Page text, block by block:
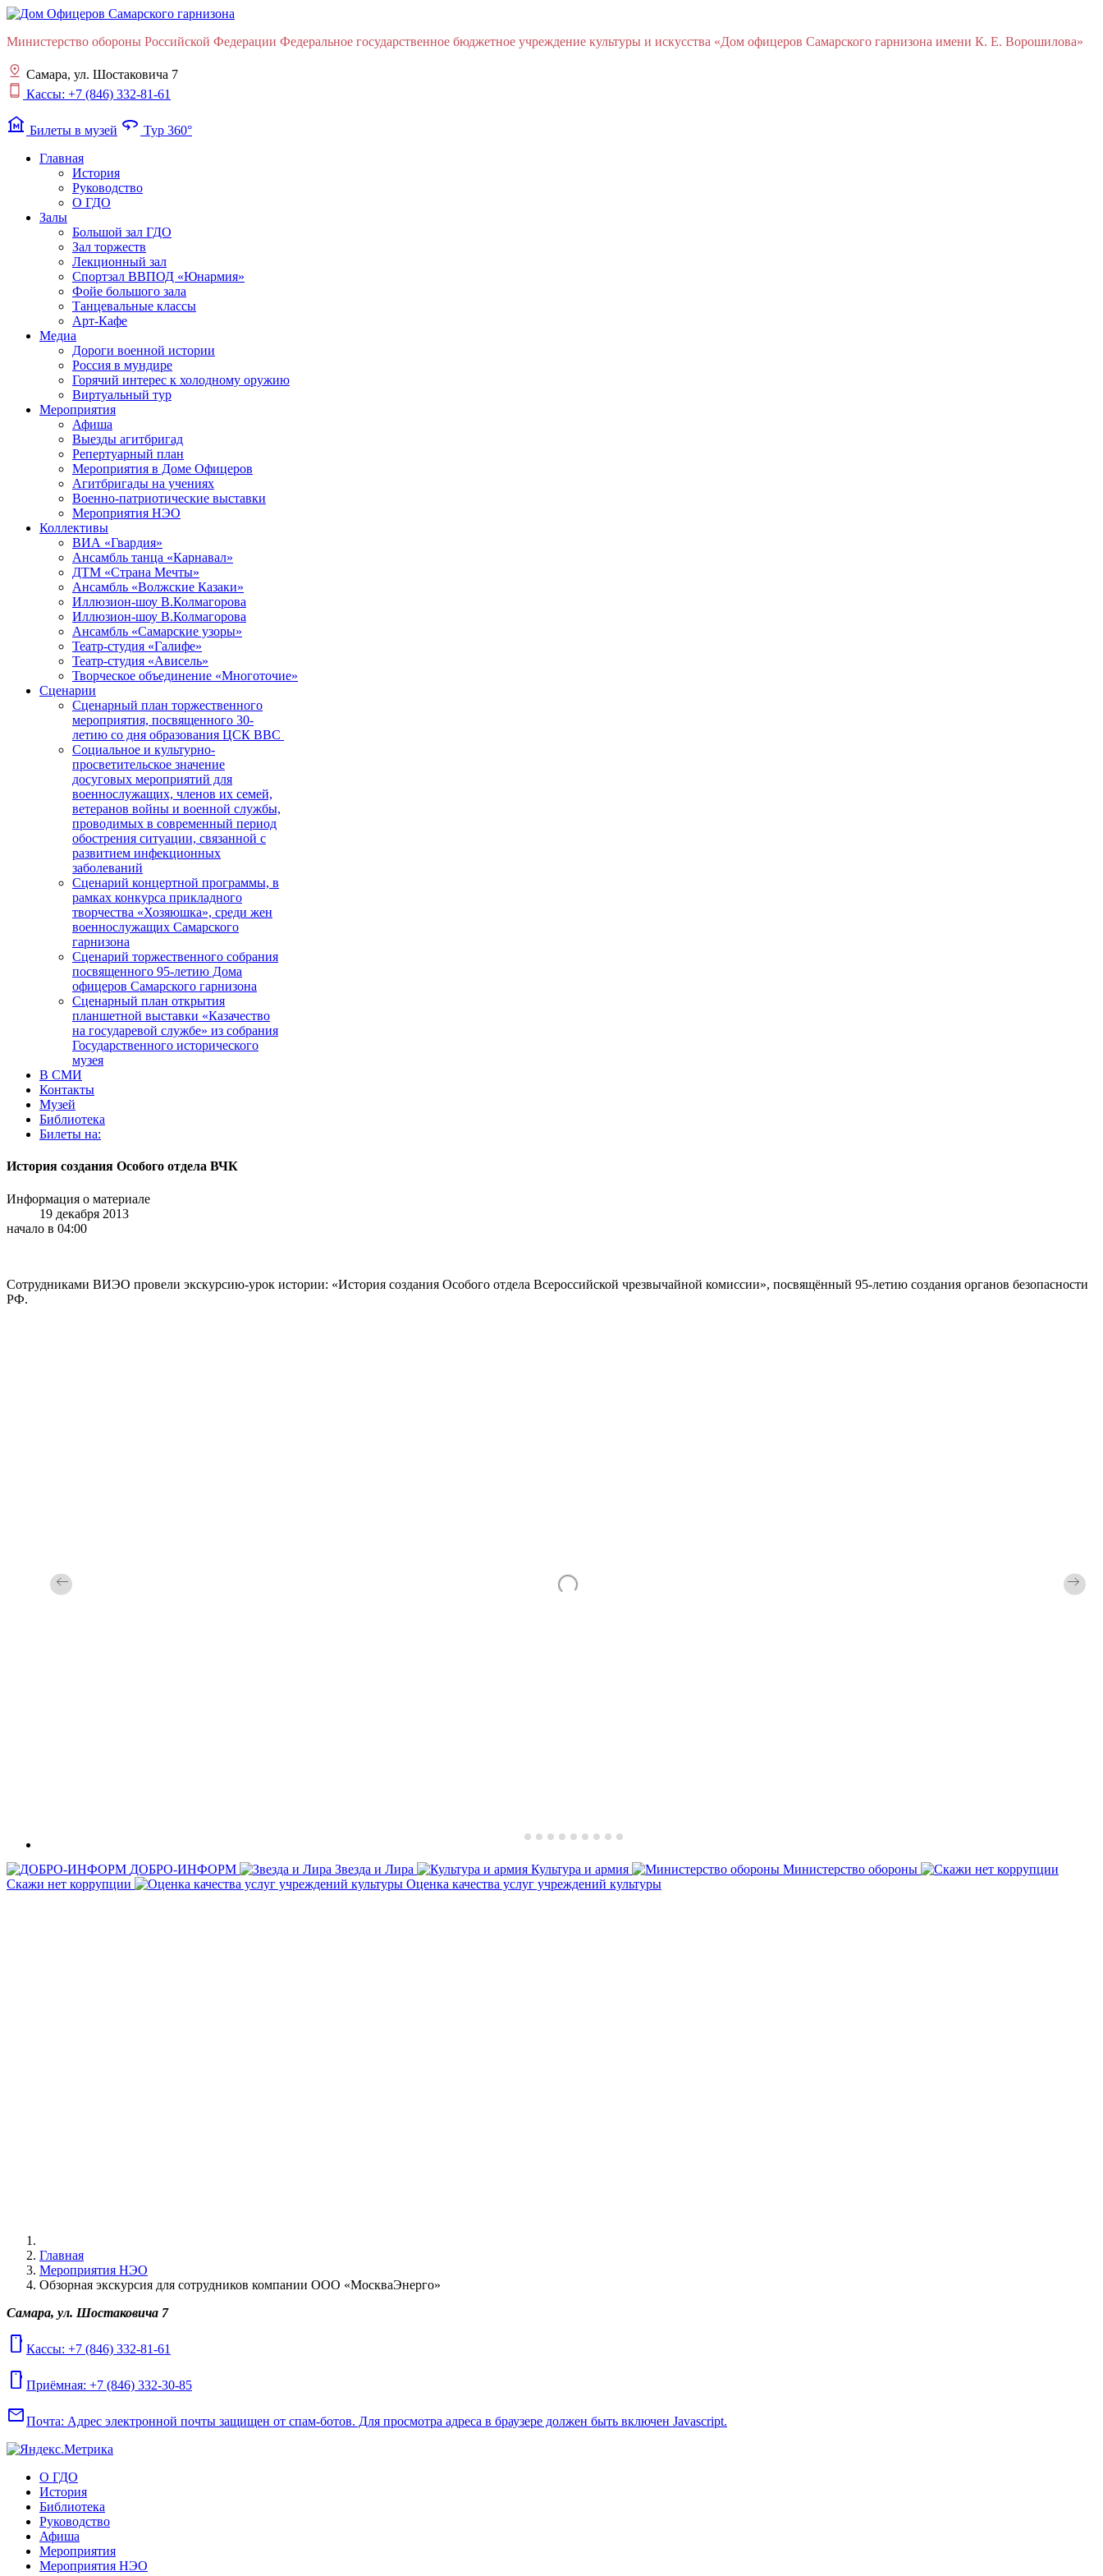
Министерство обороны Российской Федерации Федеральное государственное бюджетное учреждение культуры и искусства «Дом офицеров Cамарского гарнизона имени К. Е. Ворошилова»
Самара, ул. Шостаковича 7
Кассы: +7 (846) 332-81-61
museum Билеты в музей 360 Тур 360°
Главная
История
Руководство
О ГДО
Залы
Большой зал ГДО
Зал торжеств
Лекционный зал
Cпортзал ВВПОД «Юнармия»
Фойе большого зала
Танцевальные классы
Арт-Кафе
Медиа
Дороги военной истории
Россия в мундире
Горячий интерес к холодному оружию
Виртуальный тур
Мероприятия
Афиша
Выезды агитбригад
Репертуарный план
Мероприятия в Доме Офицеров
Агитбригады на учениях
Военно-патриотические выставки
Мероприятия НЭО
Коллективы
ВИА «Гвардия»
Ансамбль танца «Карнавал»
ДТМ «Страна Мечты»
Ансамбль «Волжские Казаки»
Иллюзион-шоу В.Колмагорова
Иллюзион-шоу В.Колмагорова
Ансамбль «Самарские узоры»
Театр-студия «Галифе»
Театр-студия «Ависель»
Творческое объединение «Многоточие»
Сценарии
Сценарный план торжественного
мероприятия, посвященного 30-
летию со дня образования ЦСК ВВС
Социальное и культурно-
просветительское значение
досуговых мероприятий для
военнослужащих, членов их семей,
ветеранов войны и военной службы,
проводимых в современный период
обострения ситуации, связанной с
развитием инфекционных
заболеваний
Сценарий концертной программы, в
рамках конкурса прикладного
творчества «Хозяюшка», среди жен
военнослужащих Самарского
гарнизона
Сценарий торжественного собрания
посвященного 95-летию Дома
офицеров Самарского гарнизона
Сценарный план открытия
планшетной выставки «Казачество
на государевой службе» из собрания
Государственного исторического
музея
В СМИ
Контакты
Музей
Библиотека
Билеты на:
История создания Особого отдела ВЧК
Информация о материале
19 декабря 2013
начало в 04:00
Сотрудниками ВИЭО провели экскурсию-урок истории: «История создания Особого отдела Всероссийской чрезвычайной комиссии», посвящённый 95-летию создания органов безопасности
РФ.
ДОБРО-ИНФОРМ Звезда и Лира Культура и армия
Министерство обороны
Скажи нет коррупции
Оценка качества услуг учреждений культуры
Главная
Мероприятия НЭО
Обзорная экскурсия для сотрудников компании ООО «МоскваЭнерго»
Самара, ул. Шостаковича 7
mobile Кассы: +7 (846) 332-81-61
mobile Приёмная: +7 (846) 332-30-85
mailПочта: Адрес электронной почты защищен от спам-ботов. Для просмотра адреса в браузере должен быть включен Javascript.
О ГДО
История
Библиотека
Руководство
Афиша
Мероприятия
Мероприятия НЭО